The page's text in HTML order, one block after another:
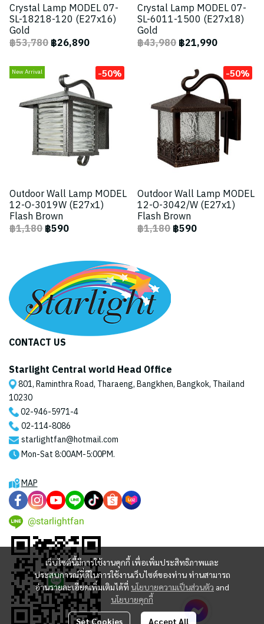
Crystal Lamp MODEL 07-
SL-18218-120 (E27x16)
Gold
฿53,780฿26,890
Crystal Lamp MODEL 07-
SL-6011-1500 (E27x18)
Gold
฿43,980฿21,990
New Arrival -50%
Outdoor Wall Lamp MODEL
12-O-3019W (E27x1)
Flash Brown
฿1,180฿590
-50%
Outdoor Wall Lamp MODEL
12-O-3042/W (E27x1)
Flash Brown
฿1,180฿590
เว็บไซต์นี้มีการใช้งานคุกกี้ เพื่อเพิ่มประสิทธิภาพและ
ประสบการณ์ที่ดีในการใช้งานเว็บไซต์ของท่าน ท่านสามารถ
อ่านรายละเอียดเพิ่มเติมได้ที่ นโยบายความเป็นส่วนตัว and
นโยบายคุกกี้
Set Cookies Accept All
CONTACT US
Starlight Central world Head Office
801, Raminthra Road, Tharaeng, Bangkhen, Bangkok, Thailand
10230
02-946-5971-4
02-114-8086
starlightfan@hotmail.com
Mon-Sat 8:00AM-5:00PM.
MAP
@starlightfan